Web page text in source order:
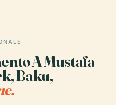
A Mustafa
Baku,